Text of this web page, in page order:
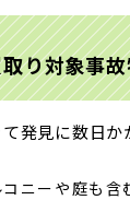
り対象事
発見に数日か
ニーや庭も含